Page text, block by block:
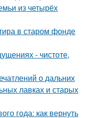
из четырёх
в старом фонде
- чистоте,
о дальних
лавках и старых
года: как вернуть